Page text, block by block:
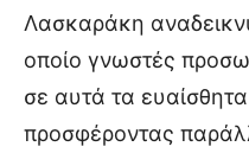
Λασκαράκη
οποίο γνωστές
σε αυτά τα
προσφέροντας